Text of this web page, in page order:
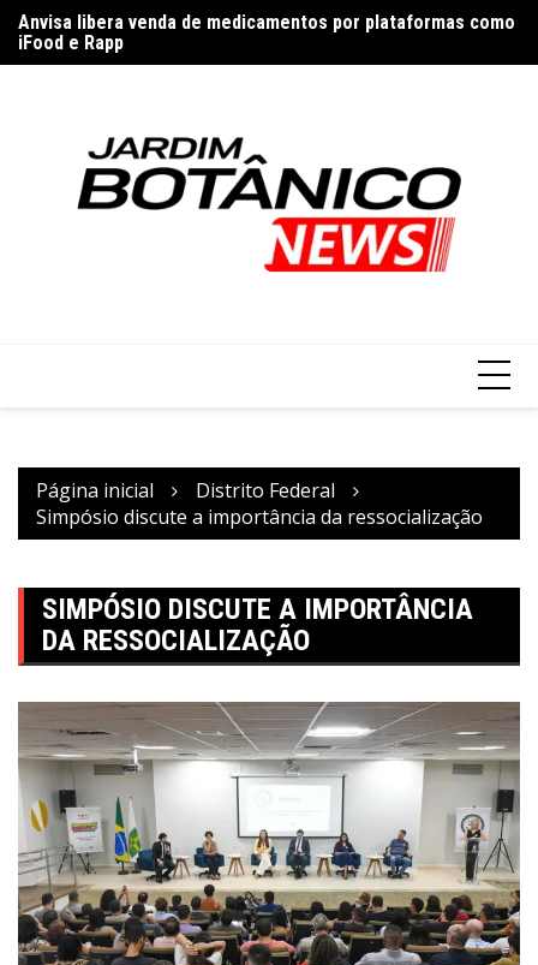
para
o
Anvisa libera venda de medicamentos por plataformas como
iFood e Rapp
Página inicial
Distrito Federal
Simpósio discute a importância da ressocialização
SIMPÓSIO DISCUTE A IMPORTÂNCIA
DA RESSOCIALIZAÇÃO